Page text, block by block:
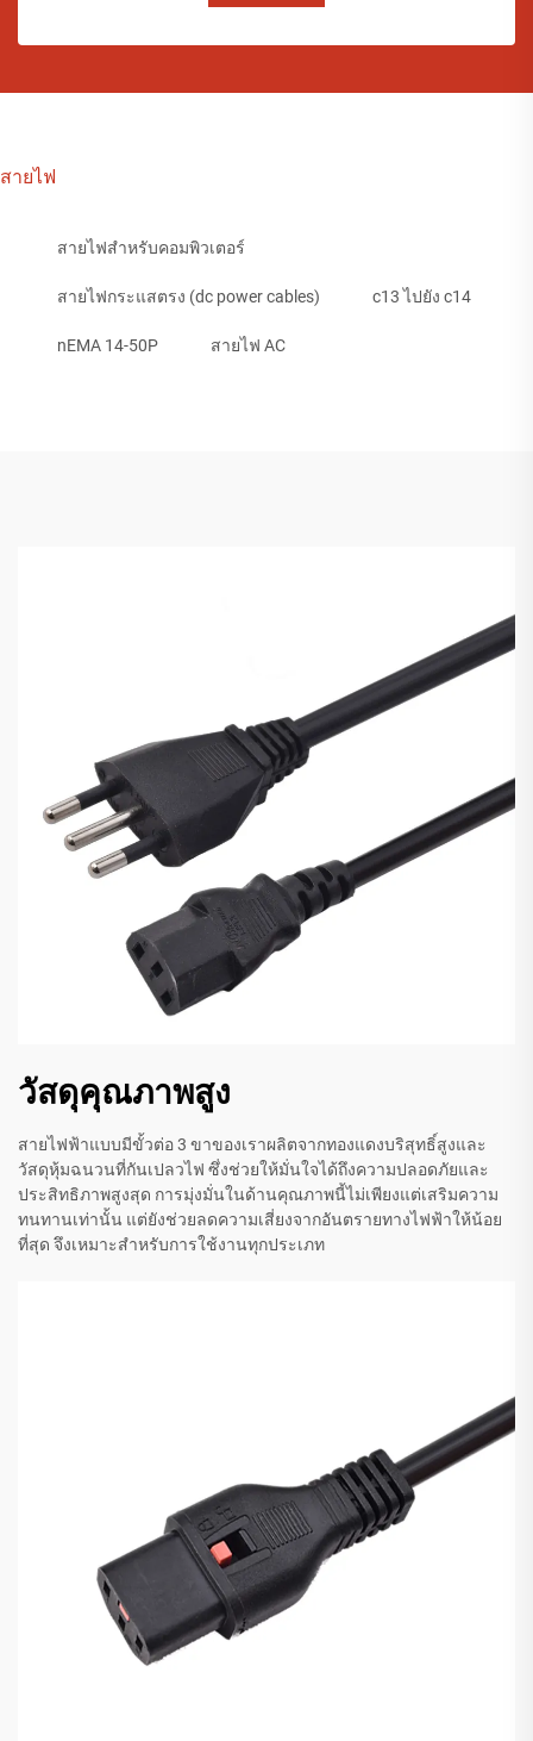
สายไฟ
สายไฟสำหรับคอมพิวเตอร์
สายไฟกระแสตรง (dc power cables) c13 ไปยัง c14
nEMA 14-50P สายไฟ AC
วัสดุคุณภาพสูง
สายไฟฟ้าแบบมีขั้วต่อ 3 ขาของเราผลิตจากทองแดงบริสุทธิ์สูงและ
วัสดุหุ้มฉนวนที่กันเปลวไฟ ซึ่งช่วยให้มั่นใจได้ถึงความปลอดภัยและ
ประสิทธิภาพสูงสุด การมุ่งมั่นในด้านคุณภาพนี้ไม่เพียงแต่เสริมความ
ทนทานเท่านั้น แต่ยังช่วยลดความเสี่ยงจากอันตรายทางไฟฟ้าให้น้อย
ที่สุด จึงเหมาะสำหรับการใช้งานทุกประเภท